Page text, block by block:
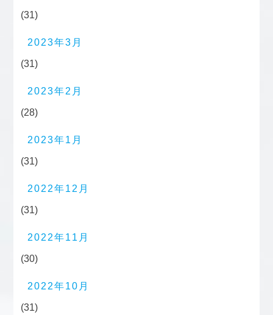
(31)
2023年3月
(31)
2023年2月
(28)
2023年1月
(31)
2022年12月
(31)
2022年11月
(30)
2022年10月
(31)